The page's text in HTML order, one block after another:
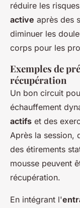
réduire les
active après des
diminuer les
corps pour les
Exemples de
récupération
Un bon circuit
échauffement
actifs et des
Après la session,
des étirements
mousse peuvent
récupération.
En intégrant l'